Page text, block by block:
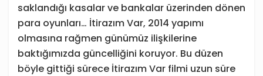
saklandığı kasalar ve bankalar üzerinden dönen
para oyunları… İtirazım Var, 2014 yapımı
olmasına rağmen günümüz ilişkilerine
baktığımızda güncelliğini koruyor. Bu düzen
böyle gittiği sürece İtirazım Var filmi uzun süre